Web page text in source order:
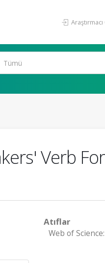
Verb
Atıflar
Web of Science: